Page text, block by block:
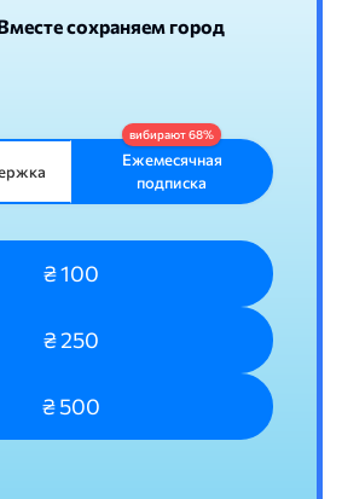
сохраняем город
Ежемесячная
подписка
₴ 100
₴ 250
₴ 500